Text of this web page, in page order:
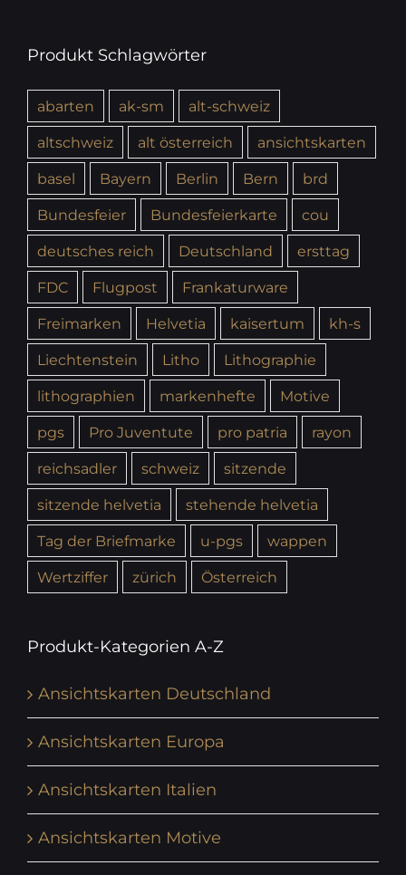
Produkt Schlagwörter
abarten ak-sm
alt-schweiz
altschweiz
alt österreich
ansichtskarten
basel
Bayern Berlin Bern
brd
Bundesfeier
Bundesfeierkarte
cou
deutsches reich
Deutschland
ersttag
FDC
Flugpost
Frankaturware
Freimarken
Helvetia kaisertum
kh-s
Liechtenstein
Litho
Lithographie
lithographien
markenhefte
Motive
pgs
Pro Juventute pro patria
rayon
reichsadler
schweiz
sitzende
sitzende helvetia
stehende helvetia
Tag der Briefmarke
u-pgs
wappen
Wertziffer
zürich Österreich
Produkt-Kategorien A-Z
Ansichtskarten Deutschland
Ansichtskarten Europa
Ansichtskarten Italien
Ansichtskarten Motive